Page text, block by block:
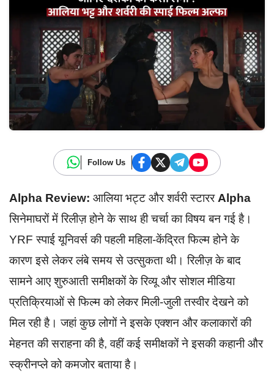
Follow Us
Alpha Review: आलिया भट्ट और शर्वरी स्टारर Alpha
सिनेमाघरों में रिलीज़ होने के साथ ही चर्चा का विषय बन गई है।
YRF स्पाई यूनिवर्स की पहली महिला-केंद्रित फिल्म होने के
कारण इसे लेकर लंबे समय से उत्सुकता थी। रिलीज़ के बाद
सामने आए शुरुआती समीक्षकों के रिव्यू और सोशल मीडिया
प्रतिक्रियाओं से फिल्म को लेकर मिली-जुली तस्वीर देखने को
मिल रही है। जहां कुछ लोगों ने इसके एक्शन और कलाकारों की
मेहनत की सराहना की है, वहीं कई समीक्षकों ने इसकी कहानी और
स्क्रीनप्ले को कमजोर बताया है।